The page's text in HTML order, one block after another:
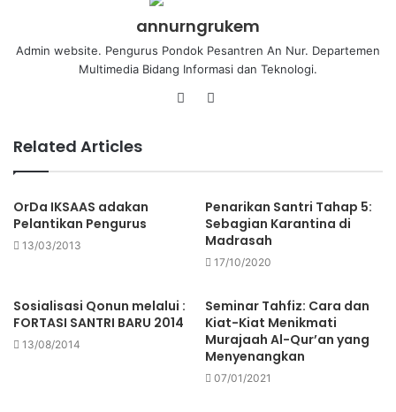
annurngrukem
Admin website. Pengurus Pondok Pesantren An Nur. Departemen
Multimedia Bidang Informasi dan Teknologi.
Related Articles
OrDa IKSAAS adakan
Pelantikan Pengurus
13/03/2013
Penarikan Santri Tahap 5:
Sebagian Karantina di
Madrasah
17/10/2020
Sosialisasi Qonun melalui :
FORTASI SANTRI BARU 2014
13/08/2014
Seminar Tahfiz: Cara dan
Kiat-Kiat Menikmati
Murajaah Al-Qur’an yang
Menyenangkan
07/01/2021